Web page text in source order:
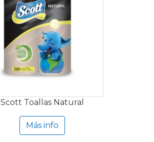
Scott Toallas Natural
Más info